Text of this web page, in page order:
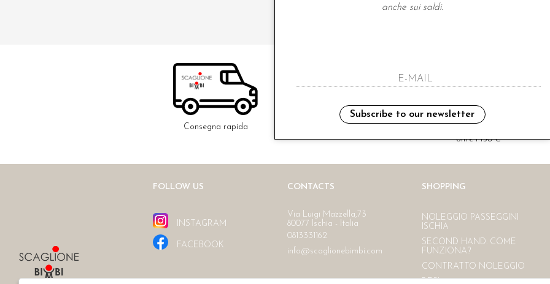
Consegna rapida
oltre i 150 €
FOLLOW US
INSTAGRAM
FACEBOOK
CONTACTS
Via Luigi Mazzella,73
80077 Ischia - Italia
0813331162
info@scaglionebimbi.com
SHOPPING
NOLEGGIO PASSEGGINI
ISCHIA
SECOND HAND. COME
FUNZIONA?
CONTRATTO NOLEGGIO
anche sui saldi.
Subscribe to our newsletter